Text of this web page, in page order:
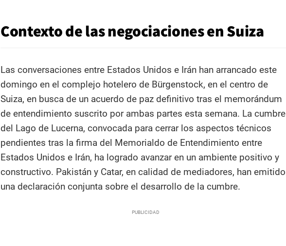
Contexto de las negociaciones en Suiza
Las conversaciones entre Estados Unidos e Irán han arrancado este
domingo en el complejo hotelero de Bürgenstock, en el centro de
Suiza, en busca de un acuerdo de paz definitivo tras el memorándum
de entendimiento suscrito por ambas partes esta semana. La cumbre
del Lago de Lucerna, convocada para cerrar los aspectos técnicos
pendientes tras la firma del Memorialdo de Entendimiento entre
Estados Unidos e Irán, ha logrado avanzar en un ambiente positivo y
constructivo. Pakistán y Catar, en calidad de mediadores, han emitido
una declaración conjunta sobre el desarrollo de la cumbre.